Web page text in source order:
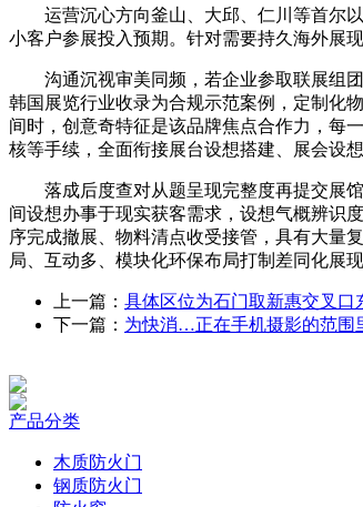
运营沉心方向釜山、大邱、仁川等首尔以
小客户参展投入预期。针对需要持久海外展
沟通沉视审美同频，若企业参取联展组团
韩国展览行业收录为合规示范案例，定制化
间时，创意奇特征是该品牌焦点合作力，每
核等手续，全面衔接展台设想搭建、展会设
落成后度查对从题呈现完整度再提交展馆
间设想办事于现实获客需求，设想气概辨识
序完成撤展、物料清点收受接管，具有大量
局、互动多、模块化环保布局打制差同化展
上一篇： 具体区位为石门取新惠交叉口
下一篇： 为快消…正在手机摄影的范围
产品分类
木质防火门
钢质防火门